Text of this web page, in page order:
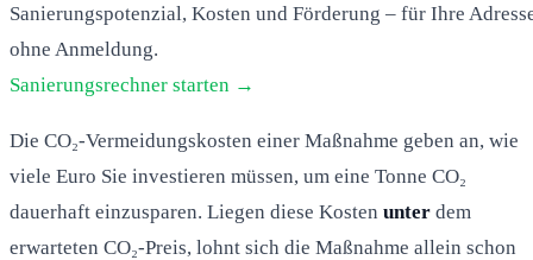
Sanierungspotenzial, Kosten und Förderung – für Ihre
ohne Anmeldung.
Sanierungsrechner starten →
Die CO₂-Vermeidungskosten einer Maßnahme geben an, wie
viele Euro Sie investieren müssen, um eine Tonne CO₂
dauerhaft einzusparen. Liegen diese Kosten unter dem
erwarteten CO₂-Preis, lohnt sich die Maßnahme allein schon